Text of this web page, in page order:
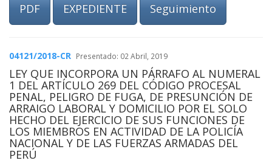
PDF EXPEDIENTE Seguimiento
04121/2018-CR Presentado: 02 Abril, 2019
LEY QUE INCORPORA UN PÁRRAFO AL NUMERAL
1 DEL ARTÍCULO 269 DEL CÓDIGO PROCESAL
PENAL, PELIGRO DE FUGA, DE PRESUNCIÓN DE
ARRAIGO LABORAL Y DOMICILIO POR EL SOLO
HECHO DEL EJERCICIO DE SUS FUNCIONES DE
LOS MIEMBROS EN ACTIVIDAD DE LA POLICÍA
NACIONAL Y DE LAS FUERZAS ARMADAS DEL
PERÚ